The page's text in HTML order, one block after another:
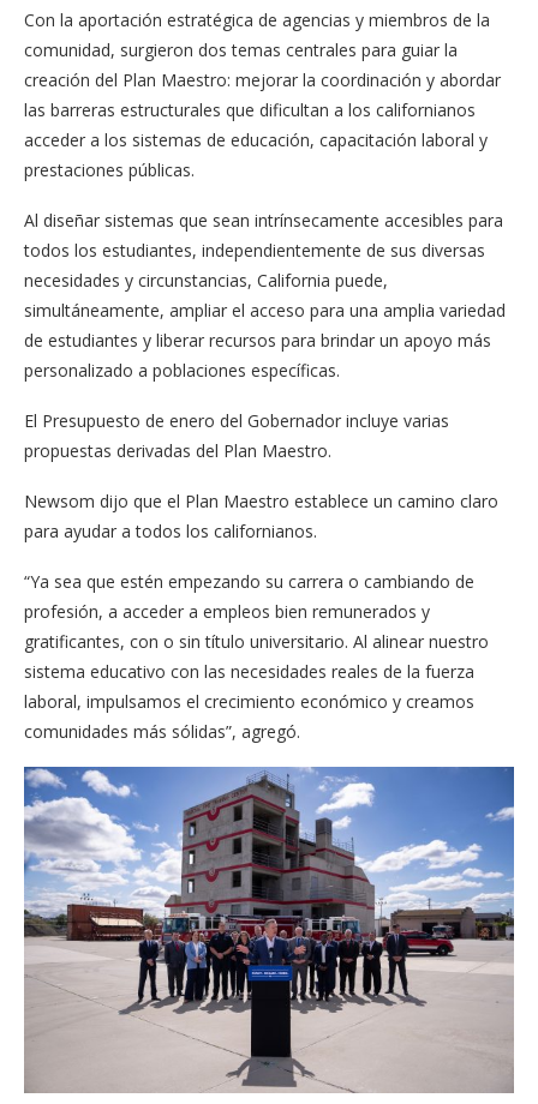
Con la aportación estratégica de agencias y miembros de la
comunidad, surgieron dos temas centrales para guiar la
creación del Plan Maestro: mejorar la coordinación y abordar
las barreras estructurales que dificultan a los californianos
acceder a los sistemas de educación, capacitación laboral y
prestaciones públicas.
Al diseñar sistemas que sean intrínsecamente accesibles para
todos los estudiantes, independientemente de sus diversas
necesidades y circunstancias, California puede,
simultáneamente, ampliar el acceso para una amplia variedad
de estudiantes y liberar recursos para brindar un apoyo más
personalizado a poblaciones específicas.
El Presupuesto de enero del Gobernador incluye varias
propuestas derivadas del Plan Maestro.
Newsom dijo que el Plan Maestro establece un camino claro
para ayudar a todos los californianos.
“Ya sea que estén empezando su carrera o cambiando de
profesión, a acceder a empleos bien remunerados y
gratificantes, con o sin título universitario. Al alinear nuestro
sistema educativo con las necesidades reales de la fuerza
laboral, impulsamos el crecimiento económico y creamos
comunidades más sólidas”, agregó.